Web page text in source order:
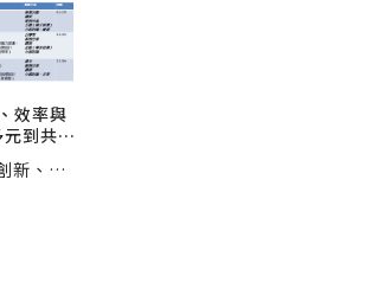
效率與
到共
值轉化
新、效